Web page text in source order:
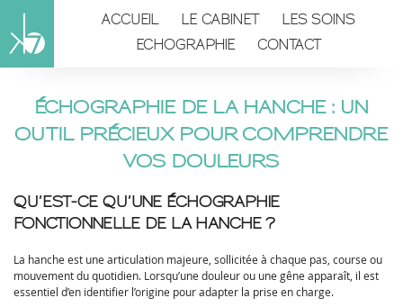
ACCUEIL LE CABINET
LES SOINS
ECHOGRAPHIE
CONTACT
ÉCHOGRAPHIE DE LA HANCHE : UN
OUTIL PRÉCIEUX POUR COMPRENDRE
VOS DOULEURS
QU’EST-CE QU’UNE ÉCHOGRAPHIE
FONCTIONNELLE DE LA HANCHE ?
La hanche est une articulation majeure, sollicitée à chaque pas, course ou
mouvement du quotidien. Lorsqu’une douleur ou une gêne apparaît, il est
essentiel d’en identifier l’origine pour adapter la prise en charge.